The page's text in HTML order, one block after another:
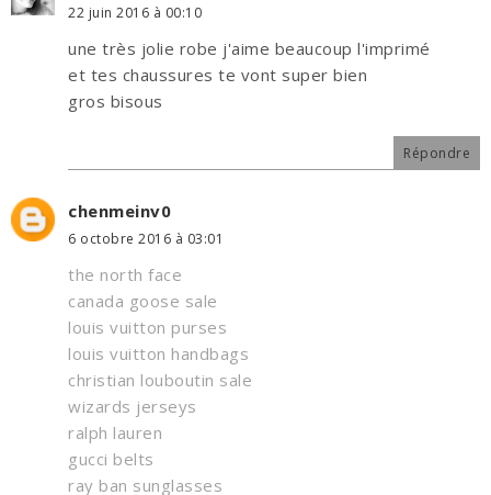
22 juin 2016 à 00:10
une très jolie robe j'aime beaucoup l'imprimé
et tes chaussures te vont super bien
gros bisous
Répondre
chenmeinv0
6 octobre 2016 à 03:01
the north face
canada goose sale
louis vuitton purses
louis vuitton handbags
christian louboutin sale
wizards jerseys
ralph lauren
gucci belts
ray ban sunglasses